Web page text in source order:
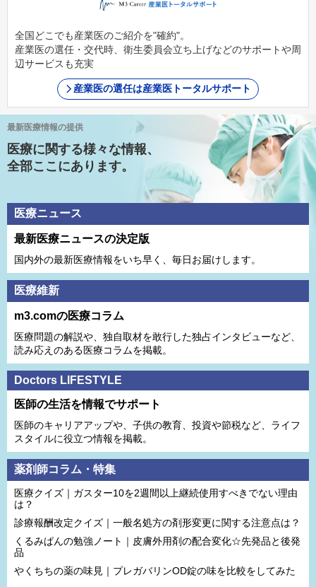
全国どこでも産業医のご紹介を"確約"。
産業医の選任・交代時、衛生委員会立ち上げなどのサポートや周
辺サービスも充実
産業医の選任は産業医トータルサポート
最新医療情報の提供
医療に関する様々な情報、
全部ここにあります。
医療ニュース
最新医療ニュースの決定版
国内外の最新医療情報をいち早く、毎日お届けします。
医療維新
m3.comの医療コラム
医療問題の解説や、独⾃取材を敢⾏した独占インタビューなど、
読み応えのある医療コラムを掲載。
Doctors LIFESTYLE
医師の生活を情報でサポート
医師のキャリアアップや、子供の教育、投資や節税など、ライフ
スタイルに役立つ情報を掲載。
薬剤師コラム・特集
医療クイズ｜ガスター10を2週間以上継続使用すべきでない理由
は？
診療報酬改定クイズ｜一般名処方の剤形変更に関する注意点は？
くるみぱんの勉強ノート｜皮膚外用剤の配合変化☆先発品と後発
品
やくちちの薬の味見｜プレガバリンOD錠の味を比較をしてみた